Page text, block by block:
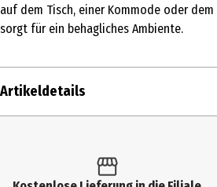
auf dem Tisch, einer Kommode oder
sorgt für ein behagliches Ambiente.
Artikeldetails